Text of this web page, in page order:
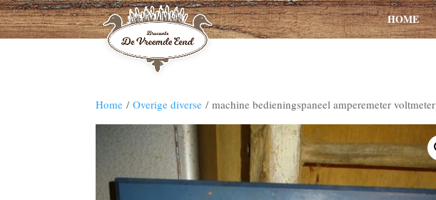
HOME
Home /Overige diverse / machine bedieningspaneel amperemeter voltmeter